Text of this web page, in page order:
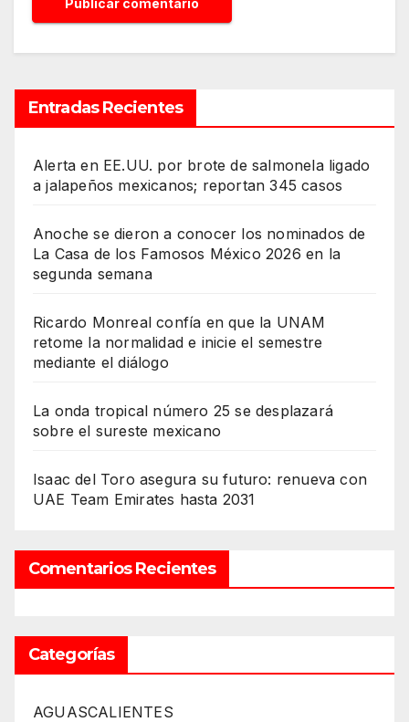
Entradas Recientes
Alerta en EE.UU. por brote de salmonela ligado
a jalapeños mexicanos; reportan 345 casos
Anoche se dieron a conocer los nominados de
La Casa de los Famosos México 2026 en la
segunda semana
Ricardo Monreal confía en que la UNAM
retome la normalidad e inicie el semestre
mediante el diálogo
La onda tropical número 25 se desplazará
sobre el sureste mexicano
Isaac del Toro asegura su futuro: renueva con
UAE Team Emirates hasta 2031
Comentarios Recientes
Categorías
AGUASCALIENTES